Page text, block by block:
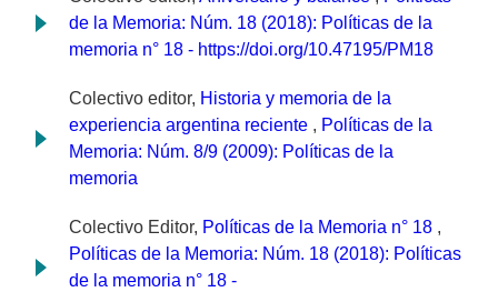
de la Memoria: Núm. 18 (2018): Políticas de la
memoria n° 18 - https://doi.org/10.47195/PM18
Colectivo editor, Historia y memoria de la
experiencia argentina reciente , Políticas de la
Memoria: Núm. 8/9 (2009): Políticas de la
memoria
Colectivo Editor, Políticas de la Memoria n° 18 ,
Políticas de la Memoria: Núm. 18 (2018): Políticas
de la memoria n° 18 -